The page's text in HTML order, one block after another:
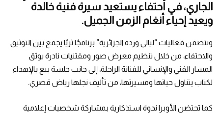
الجاري، في احتفاء يستعيد سيرة فنية خالدة
ويعيد إحياء أنغام الزمن الجميل.
وتتضمن فعاليات “ليالي وردة الجزائرية” برنامجًا ثريًا يجمع بين التوثيق
والاحتفاء، من خلال تنظيم معرض صور ومقتنيات نادرة يوثق
المسار الفني والإنساني للفنانة الراحلة، إلى جانب جلسة بيع بالإهداء
لكتاب يتناول حياتها ومسيرتها، من تأليف نجلها رياض قصري.
كما تحتضن الأوبرا ندوة استذكارية بمشاركة شخصيات إعلامية